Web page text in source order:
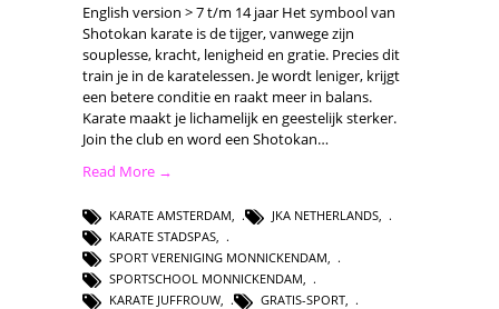
English version > 7 t/m 14 jaar Het symbool van
Shotokan karate is de tijger, vanwege zijn
souplesse, kracht, lenigheid en gratie. Precies dit
train je in de karatelessen. Je wordt leniger, krijgt
een betere conditie en raakt meer in balans.
Karate maakt je lichamelijk en geestelijk sterker.
Join the club en word een Shotokan…
Read More →
KARATE AMSTERDAM JKA NETHERLANDS
KARATE STADSPAS
SPORT VERENIGING MONNICKENDAM
SPORTSCHOOL MONNICKENDAM
KARATE JUFFROUW, GRATIS-SPORT,